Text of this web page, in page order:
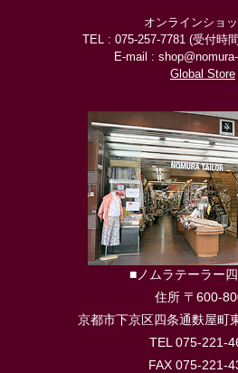
オンラインショ
TEL : 075-257-7781 (受付時
E-mail :
Global Store
■ノムラテーラー
住所 〒600-
京都市下京区四条通麩屋町
TEL 075-221-
FAX 075-221-